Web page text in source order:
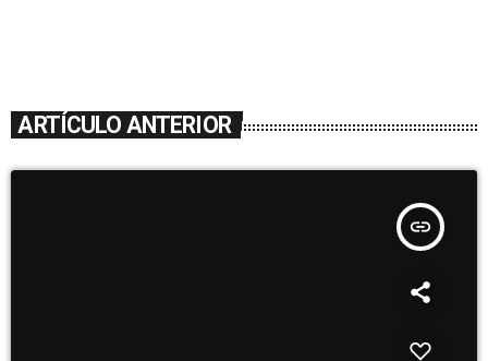
ARTÍCULO ANTERIOR
insert_link